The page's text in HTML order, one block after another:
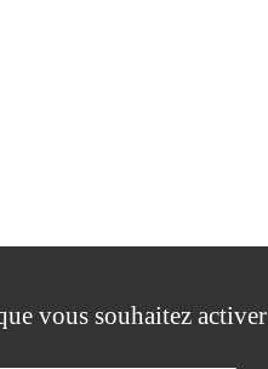
vous souhaitez activer